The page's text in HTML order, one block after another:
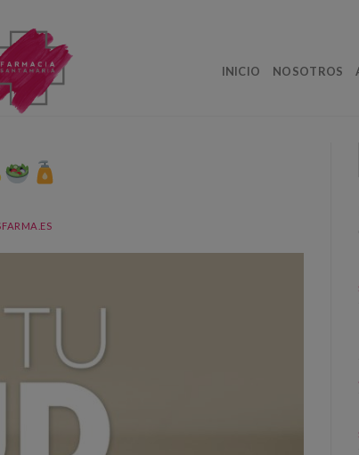
INICIO NOSOTROS